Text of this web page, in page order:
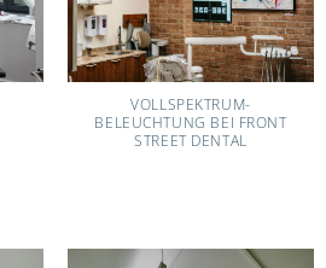
VOLLSPEKTRUM-
BELEUCHTUNG BEI FRONT
STREET DENTAL